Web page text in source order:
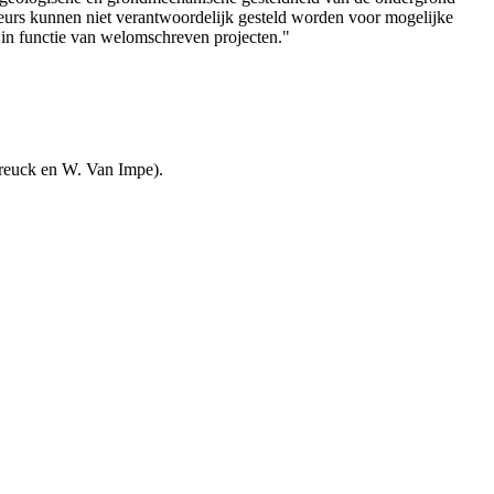
kunnen niet verantwoordelijk gesteld worden voor mogelijke
functie van welomschreven projecten."
en W. Van Impe).